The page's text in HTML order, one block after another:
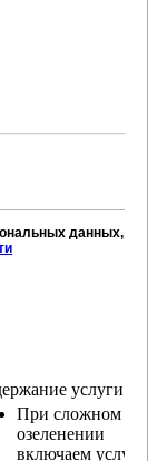
данных, в
услуги
При сложном
озеленении
включаем услугу